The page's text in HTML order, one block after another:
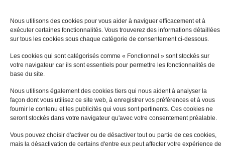
Nous utilisons des cookies pour vous aider à naviguer efficacement et à
exécuter certaines fonctionnalités. Vous trouverez des informations détaillées
sur tous les cookies sous chaque catégorie de consentement ci-dessous.
Les cookies qui sont catégorisés comme « Fonctionnel » sont stockés sur
votre navigateur car ils sont essentiels pour permettre les fonctionnalités de
base du site.
Nous utilisons également des cookies tiers qui nous aident à analyser la
façon dont vous utilisez ce site web, à enregistrer vos préférences et à vous
fournir le contenu et les publicités qui vous sont pertinents. Ces cookies ne
seront stockés dans votre navigateur qu'avec votre consentement préalable.
Vous pouvez choisir d'activer ou de désactiver tout ou partie de ces cookies,
mais la désactivation de certains d'entre eux peut affecter votre expérience de
Plan du site Mentions légales Charte d’utilisation des cookies
© 2026 - Synopée